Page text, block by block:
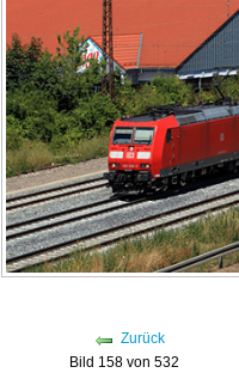
Zurück
Bild 158 von 532